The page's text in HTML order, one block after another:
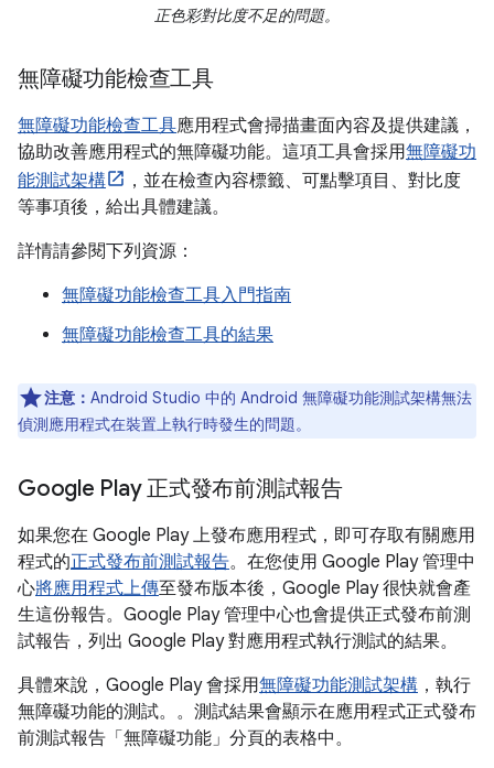
正色彩對比度不足的問題。
無障礙功能檢查工具
無障礙功能檢查工具應用程式會掃描畫面內容及提供建議，
協助改善應用程式的無障礙功能。這項工具會採用無障礙功
能測試架構
，並在檢查內容標籤、可點擊項目、對比度
等事項後，給出具體建議。
詳情請參閱下列資源：
無障礙功能檢查工具入門指南
無障礙功能檢查工具的結果
注意： Android Studio 中的 Android 無障礙功能測試架構無法
偵測應用程式在裝置上執行時發生的問題。
Google Play 正式發布前測試報告
如果您在 Google Play 上發布應用程式，即可存取有關應用
程式的正式發布前測試報告。在您使用 Google Play 管理中
心將應用程式上傳至發布版本後，Google Play 很快就會產
生這份報告。Google Play 管理中心也會提供正式發布前測
試報告，列出 Google Play 對應用程式執行測試的結果。
具體來說，Google Play 會採用無障礙功能測試架構 ，執行
無障礙功能的測試。。測試結果會顯示在應用程式正式發布
前測試報告「無障礙功能」 分頁的表格中。